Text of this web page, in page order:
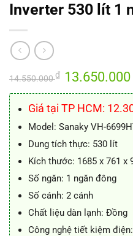
Inverter 530 lít 1
14.550.000₫ Giá
gốc
là:
13.650.000
Giá tại TP HCM:
Model: Sanaky VH-
Dung tích thực: 530 lít
Kích thước: 1685 x 761 x
Số ngăn: 1 ngăn đông
Số cánh: 2 cánh
Chất liệu dàn lạnh: Đồng
Công nghệ tiết kiệm